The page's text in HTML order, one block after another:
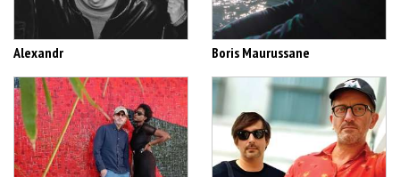
Alexandr Boris Maurussane